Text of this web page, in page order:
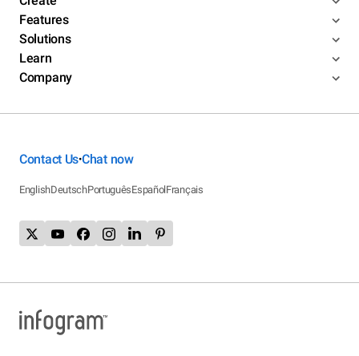
Features
Solutions
Learn
Company
Contact Us•Chat now
EnglishDeutschPortuguêsEspañolFrançais